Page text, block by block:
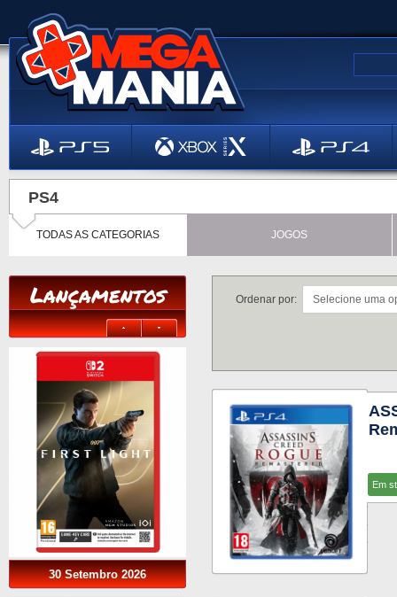
PS4
TODAS AS CATEGORIAS JOGOS
Lançamentos
30 Setembro 2026
Ordenar por:
Em